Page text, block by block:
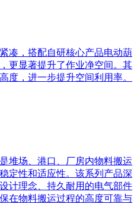
凑，搭配自研核心产品电动葫
更显著提升了作业净空间。其
度，进一步提升空间利用率。
堆场、港口、厂房内物料搬运
定性和适应性。该系列产品深
计理念、持久耐用的电气部件
在物料搬运过程的高度可靠与